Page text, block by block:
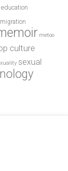
education
metoo
culture
sexual